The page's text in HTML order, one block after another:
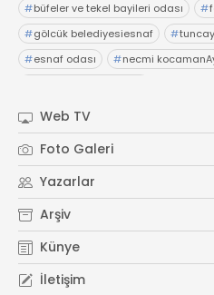
#büfeler ve tekel bayileri odası #
#gölcük belediyesiesnaf #tuncay
#esnaf odası #necmi
Web TV
Foto Galeri
Yazarlar
Arşiv
Künye
İletişim